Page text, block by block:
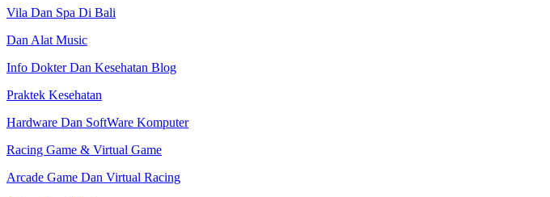
Vila Dan Spa Di Bali
Dan Alat Music
Info Dokter Dan Kesehatan Blog
Praktek Kesehatan
Hardware Dan SoftWare Komputer
Racing Game & Virtual Game
Arcade Game Dan Virtual Racing